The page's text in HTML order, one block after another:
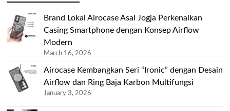
Brand Lokal Airocase Asal Jogja Perkenalkan
Casing Smartphone dengan Konsep Airflow
Modern
March 16, 2026
Airocase Kembangkan Seri “Ironic” dengan Desain
Airflow dan Ring Baja Karbon Multifungsi
January 3, 2026